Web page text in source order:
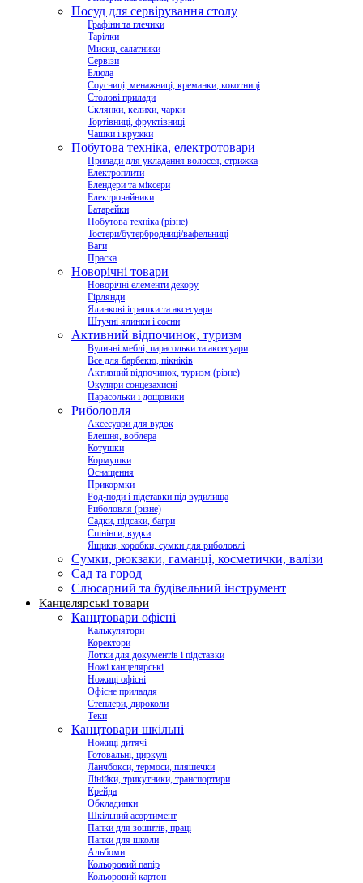
Посуд для сервірування столу
Графіни та глечики
Тарілки
Миски, салатники
Сервізи
Блюда
Соусниці, менажниці, креманки, кокотниці
Столові прилади
Склянки, келихи, чарки
Тортівниці, фруктівниці
Чашки і кружки
Побутова техніка, електротовари
Прилади для укладання волосся, стрижка
Електроплити
Блендери та міксери
Електрочайники
Батарейки
Побутова техніка (різне)
Тостери/бутербродниці/вафельниці
Ваги
Праска
Новорічні товари
Новорічні елементи декору
Гірлянди
Ялинкові іграшки та аксесуари
Штучні ялинки і сосни
Активний відпочинок, туризм
Вуличні меблі, парасольки та аксесуари
Все для барбекю, пікніків
Активний відпочинок, туризм (різне)
Окуляри сонцезахисні
Парасольки і дощовики
Риболовля
Аксесуари для вудок
Блешня, воблера
Котушки
Кормушки
Оснащення
Прикормки
Род-поди і підставки під вудилища
Риболовля (різне)
Садки, підсаки, багри
Спінінги, вудки
Ящики, коробки, сумки для риболовлі
Сумки, рюкзаки, гаманці, косметички, валізи
Сад та город
Слюсарний та будівельний інструмент
Канцелярські товари
Канцтовари офісні
Калькулятори
Коректори
Лотки для документів і підставки
Ножі канцелярські
Ножиці офісні
Офісне приладдя
Степлери, дироколи
Теки
Канцтовари шкільні
Ножиці дитячі
Готовальні, циркулі
Ланчбокси, термоси, пляшечки
Лінійки, трикутники, транспортири
Крейда
Обкладинки
Шкільний асортимент
Папки для зошитів, праці
Папки для школи
Альбоми
Кольоровий папір
Кольоровий картон